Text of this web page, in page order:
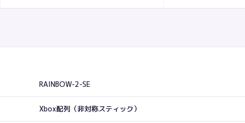
RAINBOW-2-SE
Xbox配列（非対称スティック）